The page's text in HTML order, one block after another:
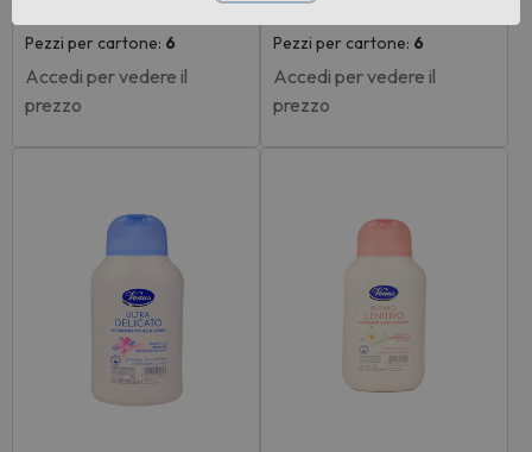
Pezzi per cartone: 6
Accedi per vedere il
prezzo
Pezzi per cartone: 6
Accedi per vedere il
prezzo